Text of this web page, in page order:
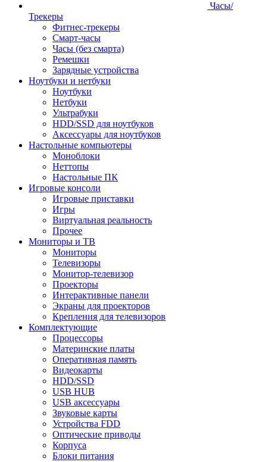
Часы/
Трекеры
Фитнес-трекеры
Смарт-часы
Часы (без смарта)
Ремешки
Зарядные устройства
Ноутбуки и нетбуки
Ноутбуки
Нетбуки
Ультрабуки
HDD/SSD для ноутбуков
Аксессуары для ноутбуков
Настольные компьютеры
Моноблоки
Неттопы
Настольные ПК
Игровые консоли
Игровые приставки
Игры
Виртуальная реальность
Прочее
Мониторы и ТВ
Мониторы
Телевизоры
Монитор-телевизор
Проекторы
Интерактивные панели
Экраны для проекторов
Крепления для телевизоров
Комплектующие
Процессоры
Материнские платы
Оперативная память
Видеокарты
HDD/SSD
USB HUB
USB аксессуары
Звуковые карты
Устройства FDD
Оптические приводы
Корпуса
Блоки питания